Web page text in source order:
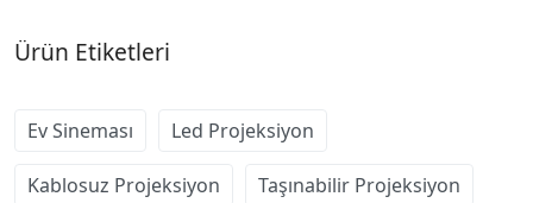
Ürün Etiketleri
Ev Sineması Led Projeksiyon
Kablosuz Projeksiyon Taşınabilir Projeksiyon